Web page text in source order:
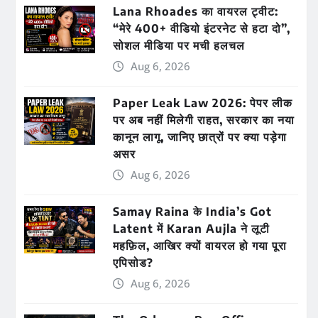
Lana Rhoades का वायरल ट्वीट:
“मेरे 400+ वीडियो इंटरनेट से हटा दो”,
सोशल मीडिया पर मची हलचल
Aug 6, 2026
Paper Leak Law 2026: पेपर लीक
पर अब नहीं मिलेगी राहत, सरकार का नया
कानून लागू, जानिए छात्रों पर क्या पड़ेगा
असर
Aug 6, 2026
Samay Raina के India’s Got
Latent में Karan Aujla ने लूटी
महफ़िल, आखिर क्यों वायरल हो गया पूरा
एपिसोड?
Aug 6, 2026